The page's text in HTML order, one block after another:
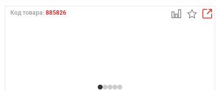
Код товара: 885826